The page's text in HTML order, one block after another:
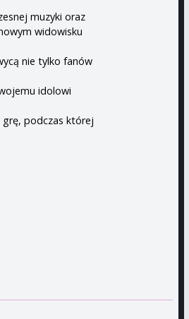
muzyki oraz
widowisku
nie tylko fanów
idolowi
grę, podczas której